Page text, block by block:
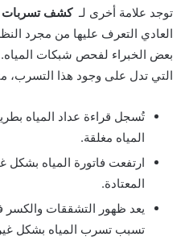
توجد علامة أخرى لـ كشف تسربات
العادي التعرف عليها من مجرد
بعض الخبراء لفحص شبكات
التي تدل على وجود هذا التسرب،
تُسجل قراءة عداد المياه
المياه مغلقة.
ارتفعت فاتورة المياه
المعتادة.
يعد ظهور التشققات والكسر
تسبب تسرب المياه بشكل